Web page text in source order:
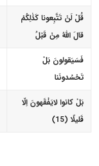
قُلْ لَنْ تَتَّبِعونا کَذٰلِکُمْ
قالَ اللّهُ مِنْ قَبْلُ
فَسَیَقولونَ بَلْ
تَحْسُدونَنا
بَلْ کانوا لایَفْقَهونَ اِلّا
قَلیلًا (15)‏